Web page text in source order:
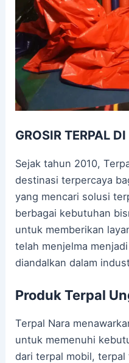
GROSIR TERPAL
Sejak tahun 2010,
destinasi terpercaya
yang mencari solusi
berbagai kebutuhan
untuk memberikan
telah menjelma
diandalkan dalam
Produk Terpal
Terpal Nara
untuk memenuhi
dari terpal mobil,